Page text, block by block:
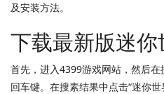
及安装方法。
下载最新版迷你
首先，进入4399游戏网站，然后在
回车键。在搜素结果中点击“迷你